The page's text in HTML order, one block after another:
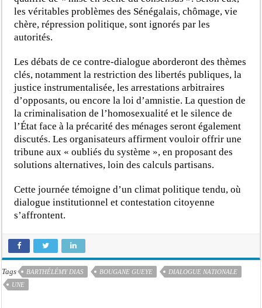
les véritables problèmes des Sénégalais, chômage, vie
chère, répression politique, sont ignorés par les
autorités.
Les débats de ce contre-dialogue aborderont des thèmes
clés, notamment la restriction des libertés publiques, la
justice instrumentalisée, les arrestations arbitraires
d’opposants, ou encore la loi d’amnistie. La question de
la criminalisation de l’homosexualité et le silence de
l’État face à la précarité des ménages seront également
discutés. Les organisateurs affirment vouloir offrir une
tribune aux « oubliés du système », en proposant des
solutions alternatives, loin des calculs partisans.
Cette journée témoigne d’un climat politique tendu, où
dialogue institutionnel et contestation citoyenne
s’affrontent.
Tags BARTHÉLÉMY DIAS BOUGANE GUEYE
DIALOGUE NATIONALE
UNE